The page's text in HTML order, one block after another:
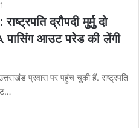
1
द्रौपदी मुर्मु दो
पासिंग आउट परेड की लेंगी
प्रवास पर पहुंच चुकी हैं. राष्ट्रपति